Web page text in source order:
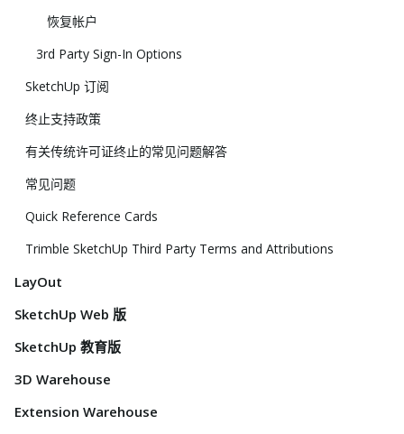
恢复帐户
3rd Party Sign-In Options
SketchUp 订阅
终止支持政策
有关传统许可证终止的常见问题解答
常见问题
Quick Reference Cards
Trimble SketchUp Third Party Terms and Attributions
LayOut
SketchUp Web 版
SketchUp 教育版
3D Warehouse
Extension Warehouse